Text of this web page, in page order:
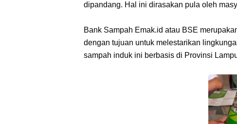
dipandang. Hal ini dirasakan pula oleh
Bank Sampah Emak.id atau BSE
dengan tujuan untuk melestarikan
sampah induk ini berbasis di Provinsi